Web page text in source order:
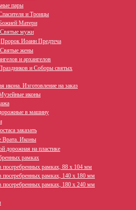
пары
и Троицы
Матери
мужи
Пророк Иоанн Предтеча
жены
и архангелов
и Соборы святых
икона. Изготовление на заказ
иконы
в машину
заказать
Врата. Иконы
дорожная на пластике
рамках
посеребренных рамках, 88 х 104 мм
посеребренных рамках, 140 х 180 мм
посеребренных рамках, 180 х 240 мм